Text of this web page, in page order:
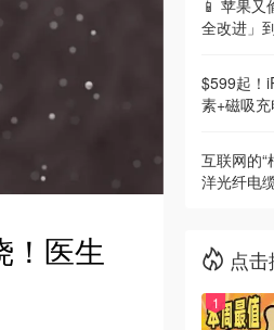
！医生
📱 苹果
全改进」
$599起！
素+磁吸
互联网的
洋光纤电
点